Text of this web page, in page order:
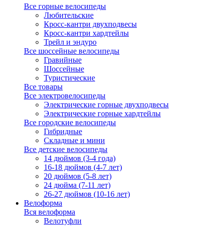
Все горные велосипеды
Любительские
Кросс-кантри двухподвесы
Кросс-кантри хардтейлы
Трейл и эндуро
Все шоссейные велосипеды
Гравийные
Шоссейные
Туристические
Все товары
Все электровелосипеды
Электрические горные двухподвесы
Электрические горные хардтейлы
Все городские велосипеды
Гибридные
Складные и мини
Все детские велосипеды
14 дюймов (3-4 года)
16-18 дюймов (4-7 лет)
20 дюймов (5-8 лет)
24 дюйма (7-11 лет)
26-27 дюймов (10-16 лет)
Велоформа
Вся велоформа
Велотуфли